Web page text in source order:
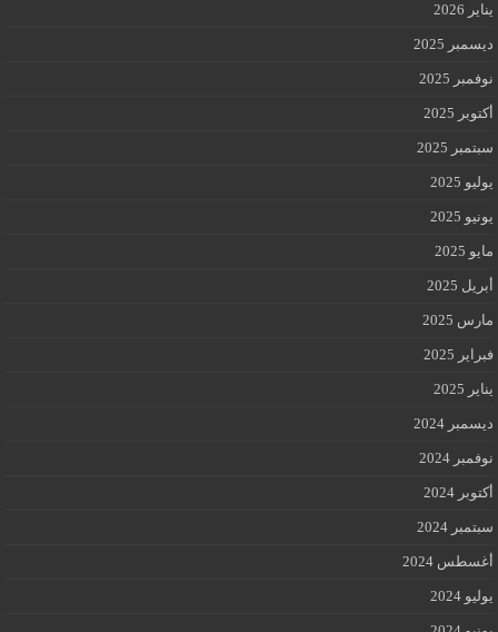
يناير 2026
ديسمبر 2025
نوفمبر 2025
أكتوبر 2025
سبتمبر 2025
يوليو 2025
يونيو 2025
مايو 2025
أبريل 2025
مارس 2025
فبراير 2025
يناير 2025
ديسمبر 2024
نوفمبر 2024
أكتوبر 2024
سبتمبر 2024
أغسطس 2024
يوليو 2024